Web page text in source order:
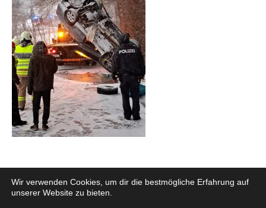
Datenschutz
Impressum
Wir verwenden Cookies, um dir die bestmögliche Erfahrung auf
unserer Website zu bieten.